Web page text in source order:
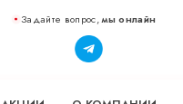
Задайте вопрос,мы онлайн